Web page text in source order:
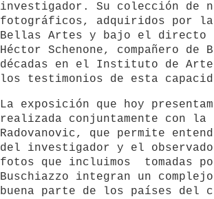
investigador. Su colección de
fotográficos, adquiridos por la
Bellas Artes y bajo el directo
Héctor Schenone, compañero de
décadas en el Instituto de Arte
los testimonios de esta
La exposición que hoy
realizada conjuntamente con
Radovanovic, que permite
del investigador y el
fotos que incluimos tomadas
Buschiazzo integran un
buena parte de los países del